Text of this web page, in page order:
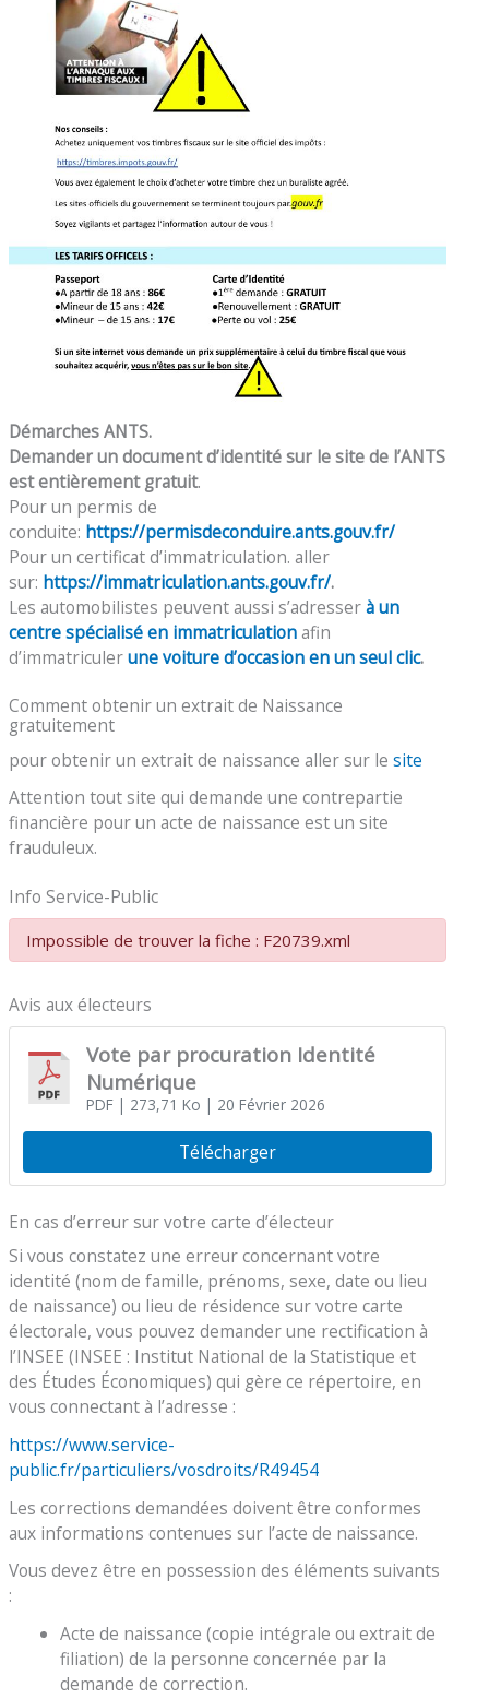
Démarches ANTS.
Demander un document d’identité sur le site de l’ANTS
est entièrement gratuit.
Pour un permis de
conduite: https://permisdeconduire.ants.gouv.fr/
Pour un certificat d’immatriculation. aller
sur: https://immatriculation.ants.gouv.fr/.
Les automobilistes peuvent aussi s’adresserà un
centre spécialisé en immatriculationafin
d’immatriculerune voiture d’occasion en un seul clic.
Comment obtenir un extrait de Naissance
gratuitement
pour obtenir un extrait de naissance aller sur le site
Attention tout site qui demande une contrepartie
financière pour un acte de naissance est un site
frauduleux.
Info Service-Public
Impossible de trouver la fiche : F20739.xml
Avis aux électeurs
Vote par procuration Identité
Numérique
PDF| 273,71 Ko | 20 Février 2026
Télécharger
En cas d’erreur sur votre carte d’électeur
Si vous constatez une erreur concernant votre
identité (nom de famille, prénoms, sexe, date ou lieu
de naissance) ou lieu de résidence sur votre carte
électorale, vous pouvez demander une rectification à
l’INSEE (INSEE : Institut National de la Statistique et
des Études Économiques) qui gère ce répertoire, en
vous connectant à l’adresse :
https://www.service-
public.fr/particuliers/vosdroits/R49454
Les corrections demandées doivent être conformes
aux informations contenues sur l’acte de naissance.
Vous devez être en possession des éléments suivants
:
Acte de naissance (copie intégrale ou extrait de
filiation) de la personne concernée par la
demande de correction.